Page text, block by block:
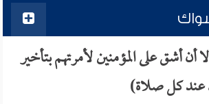
أشق على المؤمنين لأمرتهم بتأخير
عند كل صلاة)